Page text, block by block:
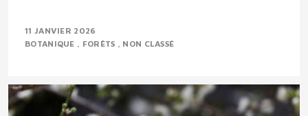
11 JANVIER 2026
BOTANIQUE
FORÊTS NON CLASSÉ